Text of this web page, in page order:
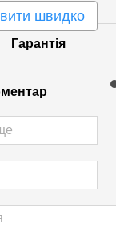
швидко
Гарантія